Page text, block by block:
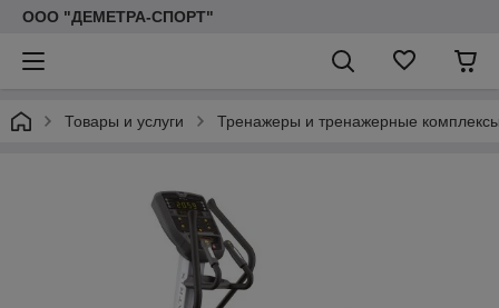
ООО "ДЕМЕТРА-СПОРТ"
Товары и услуги Тренажеры и тренажерные